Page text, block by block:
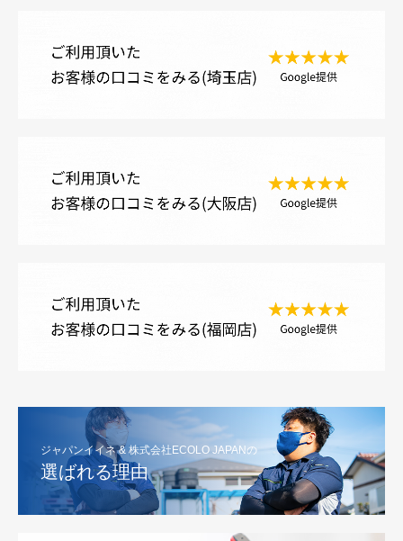
ジャパンイイネ & 株式会社ECOLO JAPANの
選ばれる理由